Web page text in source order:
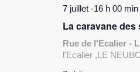
7 juillet -16 h 00 min
La caravane des
Rue de l'Ecalier -
l'Ecalier ,LE